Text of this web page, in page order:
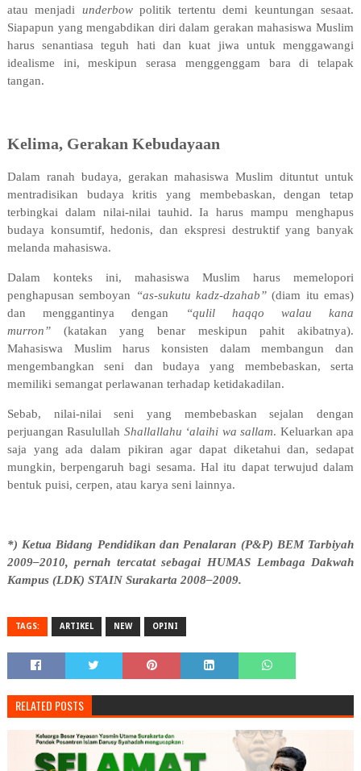
atau menjadi underbowpolitik tertentu demi keuntungan sesaat.
Siapapun yang mengabdikan diri dalam gerakan mahasiswa Muslim
harus senantiasa teguh hati dan kuat jiwa untuk menggawangi
idealisme ini, meskipun serasa menggenggam bara di telapak
tangan.
Kelima, Gerakan Kebudayaan
Dalam ranah budaya, gerakan mahasiswa Muslim dituntut untuk
mentradisikan budaya kritis yang membebaskan, dengan tetap
terbingkai dalam nilai-nilai tauhid. Ia harus mampu menghapus
budaya konsumtif, hedonis, dan ekspresi destruktif yang banyak
melanda mahasiswa.
Dalam konteks ini, mahasiswa Muslim harus memelopori
penghapusan semboyan
“as-sukutu kadz-dzahab” (diam itu emas)
dan menggantinya dengan
“qulil haqqo walau kana
murron”(katakan yang benar meskipun pahit akibatnya).
Mahasiswa Muslim harus konsisten dalam membangun dan
mengembangkan seni dan budaya yang membebaskan, serta
memiliki semangat perlawanan terhadap ketidakadilan.
Sebab, nilai-nilai seni yang membebaskan sejalan dengan
perjuangan Rasulullah Shallallahu ‘alaihi wa sallam. Keluarkan apa
saja yang ada dalam pikiran agar dapat diketahui dan, sedapat
mungkin, berpengaruh bagi sesama. Hal itu dapat terwujud dalam
bentuk puisi, cerpen, atau karya seni lainnya.
*) Ketua Bidang Pendidikan dan Penalaran (P&P) BEM Tarbiyah
2009–2010, pernah tercatat sebagai HUMAS Lembaga Dakwah
Kampus (LDK) STAIN Surakarta 2008–2009.
TAGS: ARTIKEL NEW OPINI
RELATED POSTS